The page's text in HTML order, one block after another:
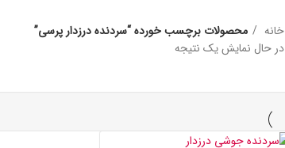
خانه
محصولات برچسب خورده “سردنده درزدار پرسی”
در حال نمایش یک نتیجه